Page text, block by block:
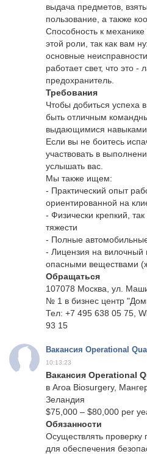
выдача предметов,
пользование, а также
Способность к
этой роли, так как вам
основные
работает свет, что это -
предохранитель.
Требования
Чтобы добиться успеха
быть отличным
выдающимися
Если вы не боитесь
участвовать в
услышать вас.
Мы также ищем:
- Практический опыт
ориентированной на
- Физически крепкий,
тяжести
- Полные
- Лицензия на вилочный
опасными веществами
Обращаться
107078 Москва, ул.
№ 1 в бизнес центр
Тел: +7 495 638 05 75,
93 15
Вакансия Operational
10:13:23
Вакансия Operational
в Aroa Biosurgery,
Зеландия
$75,000 – $80,000 per
Обязанности
Осуществлять проверку
для обеспечения